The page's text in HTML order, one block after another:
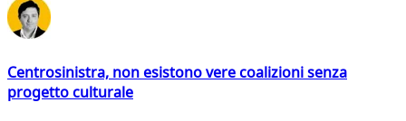
Centrosinistra, non esistono vere coalizioni senza
progetto culturale